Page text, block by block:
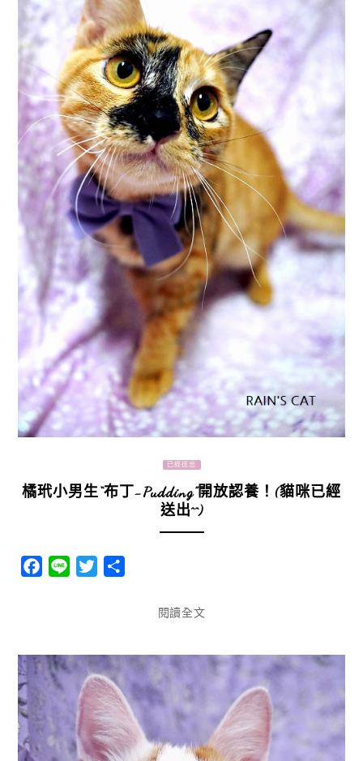
已經送出
橘玳小男生“布丁-Pudding”開放認養！(貓咪已經
送出^^)
Facebook
Line Twitter
閱讀全文